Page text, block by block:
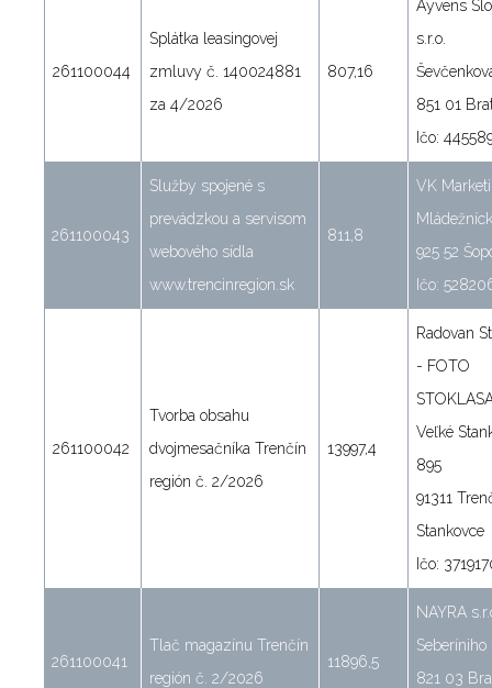
261100044
Splátka leasingovej
zmluvy č. 140024881
za 4/2026
807,16
Ayvens
s.r.o.
851 01
Ičo:
261100043
Služby spojené s
prevádzkou a servisom
webového sídla
www.trencinregion.sk
811,8
VK
925 52
Ičo:
261100042
Tvorba obsahu
dvojmesačníka Trenčín
región č. 2/2026
13997,4
Radovan
- FOTO
Veľké
895
91311
Stankovce
Ičo:
261100041
Tlač magazínu Trenčín
región č. 2/2026
11896,5
NAYRA
Seberíniho
821 03